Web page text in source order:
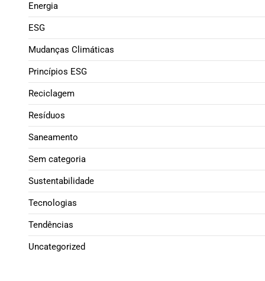
Energia
ESG
Mudanças Climáticas
Princípios ESG
Reciclagem
Resíduos
Saneamento
Sem categoria
Sustentabilidade
Tecnologias
Tendências
Uncategorized